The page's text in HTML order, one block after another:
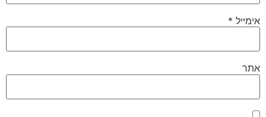
אימייל *
אתר